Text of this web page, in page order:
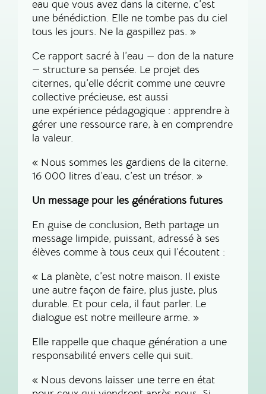
eau que vous avez dans la citerne, c’est
une bénédiction. Elle ne tombe pas du ciel
tous les jours. Ne la gaspillez pas. »
Ce rapport sacré à l’eau — don de la nature
— structure sa pensée. Le projet des
citernes, qu’elle décrit comme une œuvre
collective précieuse, est aussi
une expérience pédagogique : apprendre à
gérer une ressource rare, à en comprendre
la valeur.
« Nous sommes les gardiens de la citerne.
16 000 litres d’eau, c’est un trésor. »
Un message pour les générations futures
En guise de conclusion, Beth partage un
message limpide, puissant, adressé à ses
élèves comme à tous ceux qui l’écoutent :
« La planète, c’est notre maison. Il existe
une autre façon de faire, plus juste, plus
durable. Et pour cela, il faut parler. Le
dialogue est notre meilleure arme. »
Elle rappelle que chaque génération a une
responsabilité envers celle qui suit.
« Nous devons laisser une terre en état